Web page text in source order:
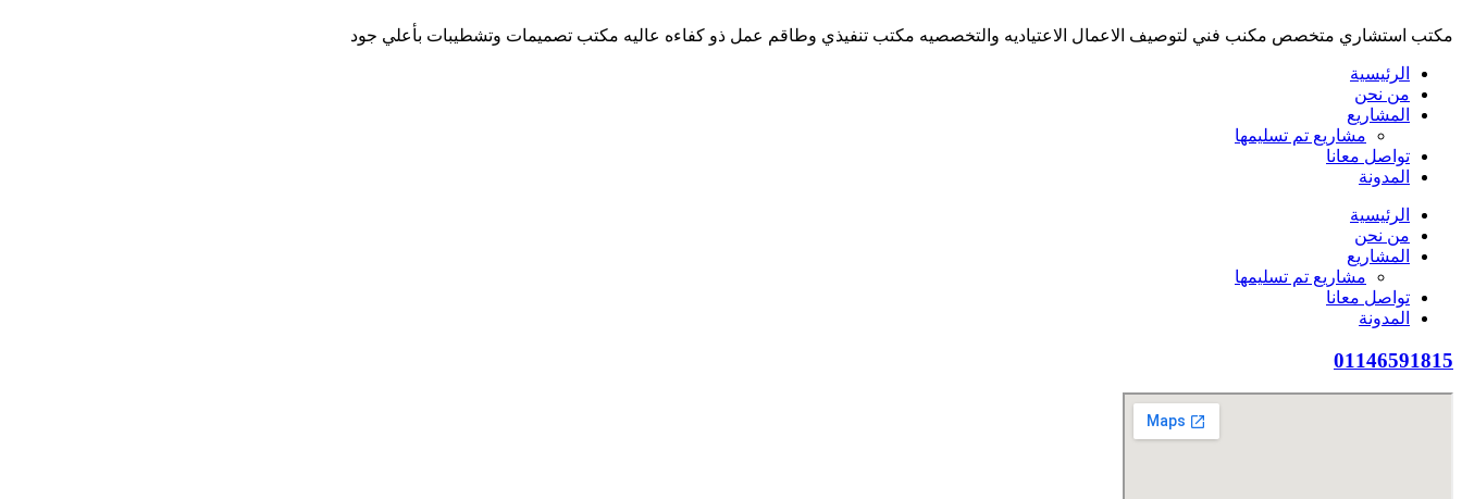
مكتب استشاري متخصص مكنب فني لتوصيف الاعمال الاعتياديه والتخصصيه مكتب تنفيذي وطاقم عمل ذو كفاءه عاليه مكتب تصميمات وتشطيبات بأعلي جود
الرئيسية
من نحن
المشاريع
مشاريع تم تسليمها
تواصل معانا
المدونة
الرئيسية
من نحن
المشاريع
مشاريع تم تسليمها
تواصل معانا
المدونة
01146591815